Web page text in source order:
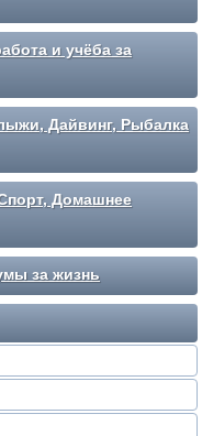
и учёба за
Дайвинг, Рыбалка
Домашнее
за жизнь